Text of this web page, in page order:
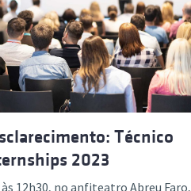
Técnico
2023
12h30, no anfiteatro Abreu Faro,